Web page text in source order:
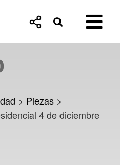
> Piezas >
4 de diciembre